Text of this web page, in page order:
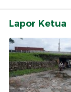
Lapor Ketua